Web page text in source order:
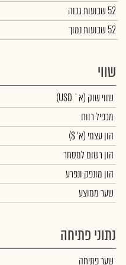
52 שבועות גבוה
52 שבועות נמוך
שווי
שווי שוק (א` USD)
מכפיל רווח
הון עצמי (א' $)
הון רשום למסחר
הון מונפק ונפרע
שער ממוצע
נתוני פתיחה
שער פתיחה